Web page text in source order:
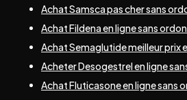
Achat Samsca pas cher sans
Achat Fildena en ligne sans
Achat Semaglutide meilleur prix
Acheter Desogestrel en ligne
Achat Fluticasone en ligne sans